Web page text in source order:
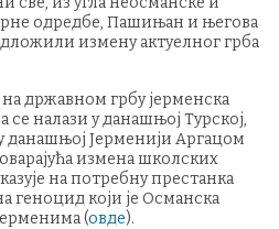
одредбе, Пашињан и његова
измену актуелног грба
државном грбу јерменска
се налази у данашњој Турској,
Јерменији Аргацом
измена школских
на потребну престанка
геноцид који је Османска
(овде).